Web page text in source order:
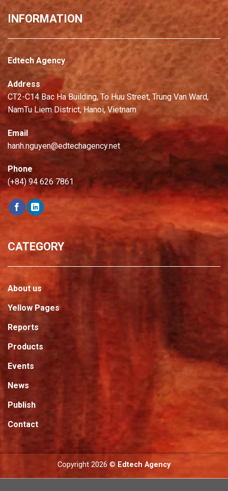
INFORMATION
Edtech Agency
Address
CT2-C14 Bac Ha Building, To Huu Street, Trung Van Ward,
NamTu Liem District, Hanoi, Vietnam
Email
hanh.nguyen@edtechagency.net
Phone
(+84) 94 626 7861
CATEGORY
About us
Yellow Pages
Reports
Products
Events
News
Publish
Contact
Copyright 2026 © Edtech Agency